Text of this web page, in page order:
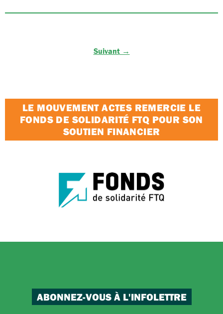
Suivant →
LE MOUVEMENT ACTES REMERCIE LE
FONDS DE SOLIDARITÉ FTQ POUR SON
SOUTIEN FINANCIER
ABONNEZ-VOUS À L'INFOLETTRE